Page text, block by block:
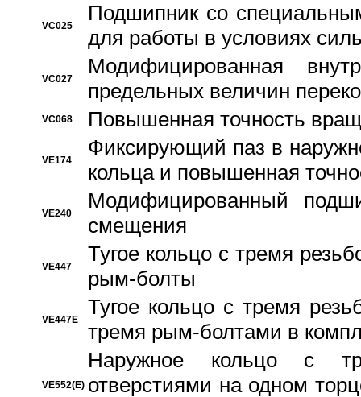
VC025
Подшипник со
для работы в условиях
VC027
Модифицированная
предельных величин
VC068 Повышенная точность
VE174
Фиксирующий паз в
кольца и повышенная
VE240
Модифицированный
смещения
VE447
Тугое кольцо с тремя
рым-болты
VE447E
Тугое кольцо с тремя
тремя рым-болтами в
VE552(E)
Наружное кольцо с
отверстиями на одном